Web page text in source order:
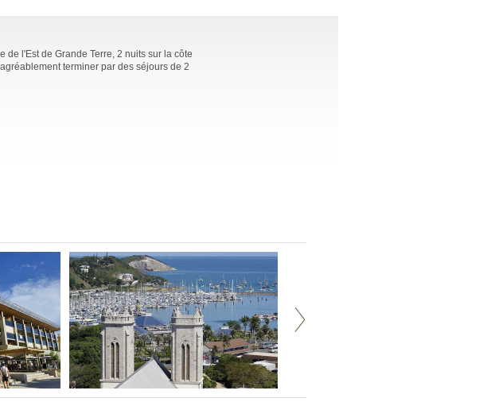
l'Est de Grande Terre, 2 nuits sur la côte
terminer par des séjours de 2